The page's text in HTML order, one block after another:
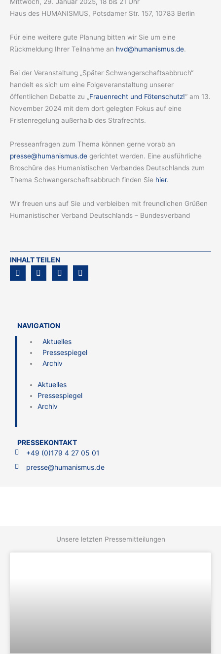
NAVIGATION
Aktuelles
Pressespiegel
Archiv
Aktuelles
Pressespiegel
Archiv
PRESSEKONTAKT
+49 (0)179 4 27 05 01
presse@humanismus.de
Mittwoch, 29. Januar 2025, 18 bis 21 Uhr
Haus des HUMANISMUS, Potsdamer Str. 157, 10783 Berlin
Für eine weitere gute Planung bitten wir Sie um eine
Rückmeldung Ihrer Teilnahme an hvd@humanismus.de.
Bei der Veranstaltung „Später Schwangerschaftsabbruch“
handelt es sich um eine Folgeveranstaltung unserer
öffentlichen Debatte zu „ Frauenrecht und Fötenschutz!“ am 13.
November 2024 mit dem dort gelegten Fokus auf eine
Fristenregelung außerhalb des Strafrechts.
Presseanfragen zum Thema können gerne vorab an
presse@humanismus.de gerichtet werden. Eine ausführliche
Broschüre des Humanistischen Verbandes Deutschlands zum
Thema Schwangerschaftsabbruch finden Sie hier.
Wir freuen uns auf Sie und verbleiben mit freundlichen Grüßen
Humanistischer Verband Deutschlands – Bundesverband
INHALT TEILEN
Unsere letzten Pressemitteilungen